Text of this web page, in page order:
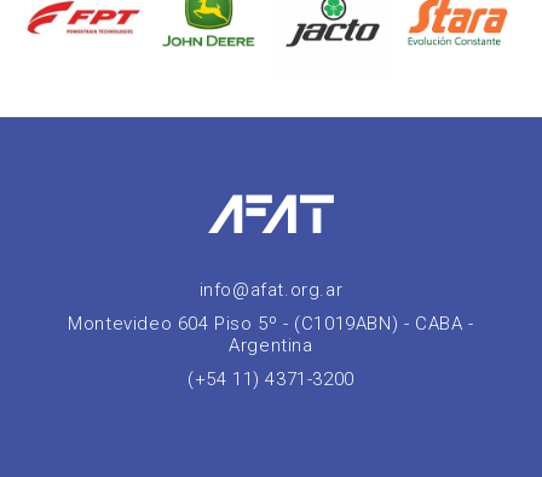
info@afat.org.ar
Montevideo 604 Piso 5º - (C1019ABN) - CABA -
Argentina
(+54 11) 4371-3200